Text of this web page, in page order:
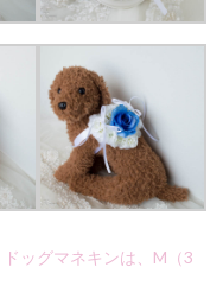
ドッグマネキンは、M（3